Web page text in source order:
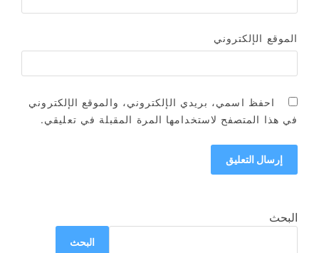
الموقع الإلكتروني
احفظ اسمي، بريدي الإلكتروني، والموقع الإلكتروني
في هذا المتصفح لاستخدامها المرة المقبلة في تعليقي.
البحث
البحث